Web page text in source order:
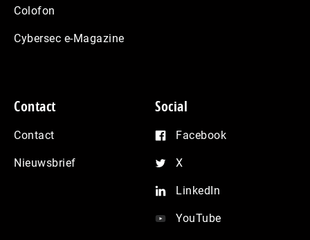
Colofon
Cybersec e-Magazine
Contact
Contact
Nieuwsbrief
Social
Facebook
X
LinkedIn
YouTube